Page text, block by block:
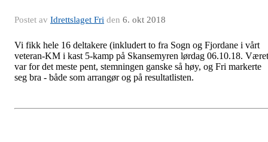
Postet av Idrettslaget Fri den 6. okt 2018
Vi fikk hele 16 deltakere (inkludert to fra Sogn og Fjordane i vårt
veteran-KM i kast 5-kamp på Skansemyren lørdag 06.10.18. Været
var for det meste pent, stemningen ganske så høy, og Fri markerte
seg bra - både som arrangør og på resultatlisten.